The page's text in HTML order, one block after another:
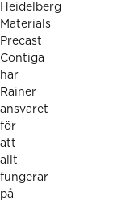
Heidelberg
Materials
Precast
Contiga
har
Rainer
ansvaret
för
att
allt
fungerar
på